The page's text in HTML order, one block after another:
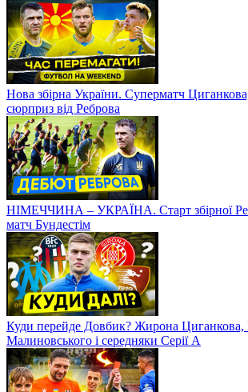
Нова збірна України. Суперматч
сюрприз від Реброва
НІМЕЧЧИНА – УКРАЇНА. Старт збірної
матч Бундестім
Куди перейде Довбик? Жирона Циганкова,
Малиновського і середняки Серії А